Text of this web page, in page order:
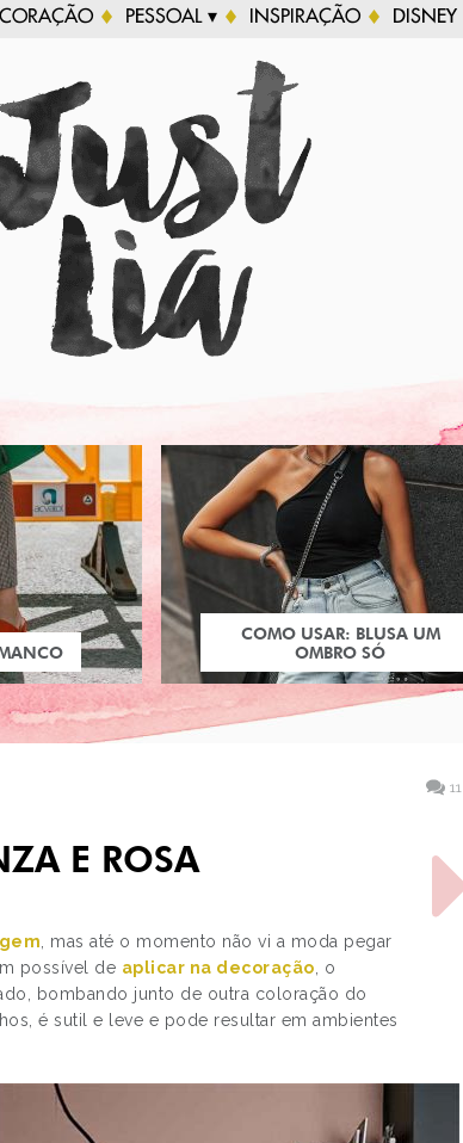
PESSOAL ▾ INSPIRAÇÃO DISNEY
COMO USAR: BLUSA UM
OMBRO SÓ
11
E ROSA
, mas até o momento não vi a moda pegar
possível de aplicar na decoração , o
bombando junto de outra coloração do
é sutil e leve e pode resultar em ambientes
PRÓXIMO POST
DECORAÇÃO: